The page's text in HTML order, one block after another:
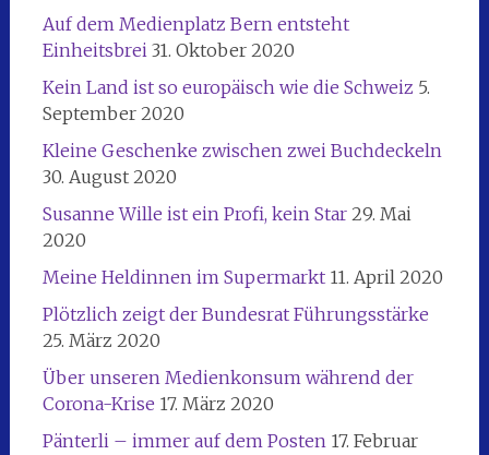
Auf dem Medienplatz Bern entsteht
Einheitsbrei 31. Oktober 2020
Kein Land ist so europäisch wie die Schweiz 5.
September 2020
Kleine Geschenke zwischen zwei Buchdeckeln
30. August 2020
Susanne Wille ist ein Profi, kein Star 29. Mai
2020
Meine Heldinnen im Supermarkt 11. April 2020
Plötzlich zeigt der Bundesrat Führungsstärke
25. März 2020
Über unseren Medienkonsum während der
Corona-Krise 17. März 2020
Pänterli – immer auf dem Posten 17. Februar